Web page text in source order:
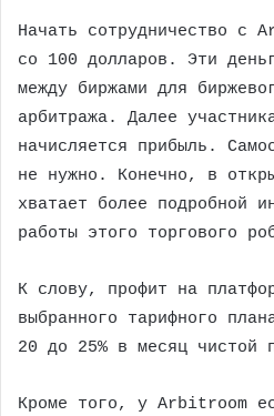
Начать сотрудничество с
со 100 долларов. Эти
между биржами для
арбитража. Далее
начисляется прибыль.
не нужно. Конечно, в
хватает более подробной
работы этого торгового
К слову, профит на
выбранного тарифного
20 до 25% в месяц чистой
Кроме того, у Arbitroom